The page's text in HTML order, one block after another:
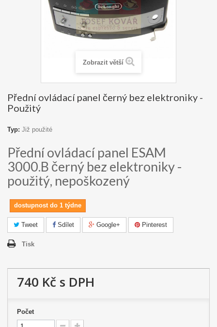
Zobrazit větší
Přední ovládací panel černý bez elektroniky -
Použitý
Typ: Již použité
Přední ovládací panel ESAM
3000.B černý bez elektroniky -
použitý, nepoškozený
dostupnost do 1 týdne
Tweet Sdílet Google+ Pinterest
Tisk
740 Kč s DPH
Počet